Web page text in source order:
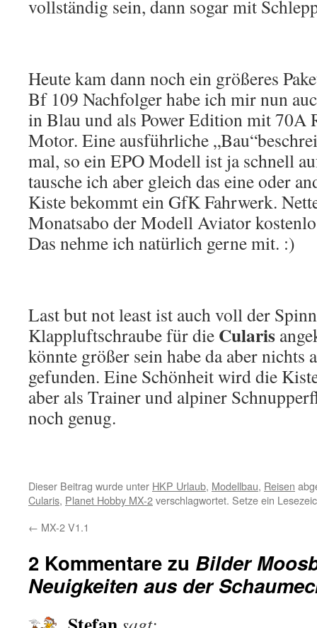
vollständig sein, dann sogar mit
Heute kam dann noch ein größeres
Bf 109 Nachfolger habe ich mir nun
in Blau und als Power Edition mit 70A
Motor. Eine ausführliche
mal, so ein EPO Modell ist ja schnell
tausche ich aber gleich das eine oder
Kiste bekommt ein GfK Fahrwerk.
Monatsabo der Modell Aviator
Das nehme ich natürlich gerne mit. :)
Last but not least ist auch voll der
Klappluftschraube für die Cularis
könnte größer sein habe da aber nichts
gefunden. Eine Schönheit wird die
aber als Trainer und alpiner
noch genug.
Dieser Beitrag wurde unter HKP Urlaub, Modellbau, Reisen
Cularis, Planet Hobby MX-2verschlagwortet. Setze ein
← MX-2 V1.1
2 Kommentare zu Bilder
Neuigkeiten aus der